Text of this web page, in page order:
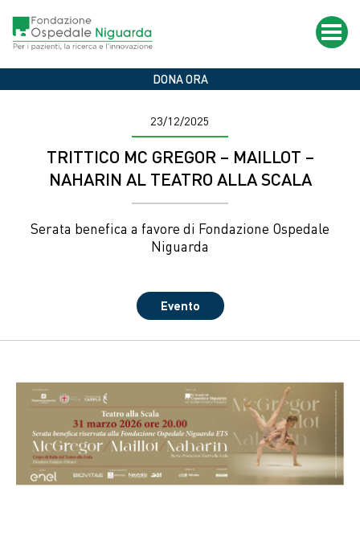
contenuto
principale
DONA ORA
Nasce la Fondazione Ospedale Niguarda
23/12/2025
TRITTICO ​MC GREGOR – MAILLOT –
NAHARIN​ AL TEATRO ALLA SCALA
Serata benefica a favore di Fondazione Ospedale
Niguarda
Evento